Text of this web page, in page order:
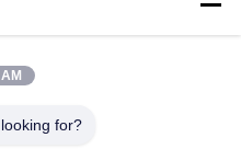
Giunto di dilatazione
Giunto di dilatazione
for?